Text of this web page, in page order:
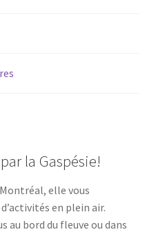
la Gaspésie!
elle vous
en plein air.
au bord du fleuve ou dans